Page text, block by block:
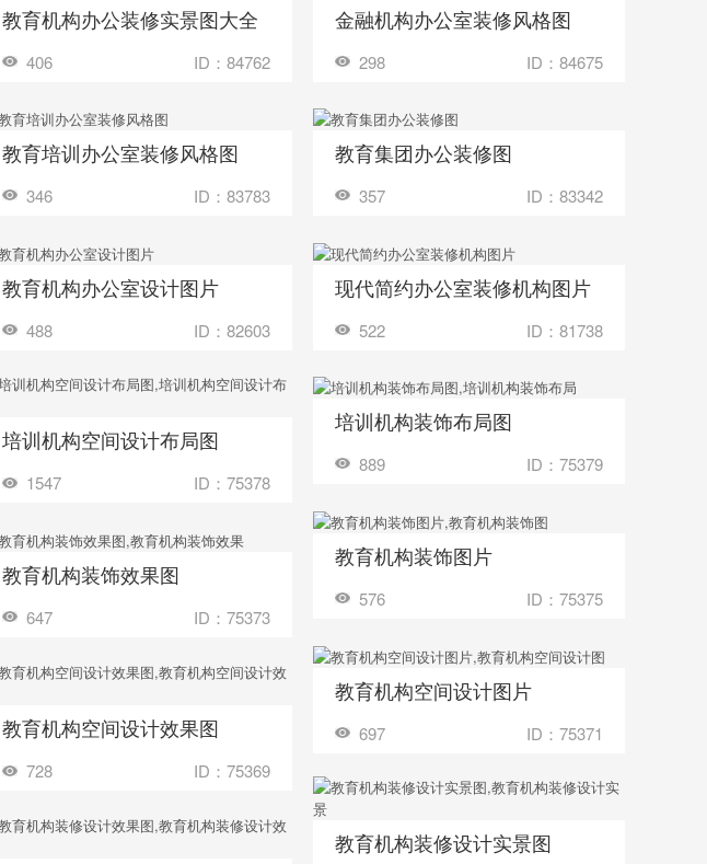
收藏 装修成这样要花多少钱？
教育机构办公装修实景图大全
406 ID：84762
收藏 装修成这样要花多少钱？
金融机构办公室装修风格图
298 ID：84675
收藏 装修成这样要花多少钱？
教育培训办公室装修风格图
346 ID：83783
收藏 装修成这样要花多少钱？
教育集团办公装修图
357 ID：83342
收藏 装修成这样要花多少钱？
教育机构办公室设计图片
488 ID：82603
收藏 装修成这样要花多少钱？
现代简约办公室装修机构图片
522 ID：81738
收藏 装修成这样要花多少钱？
培训机构空间设计布局图
1547 ID：75378
收藏 装修成这样要花多少钱？
培训机构装饰布局图
889 ID：75379
收藏 装修成这样要花多少钱？
教育机构装饰图片
576 ID：75375
收藏 装修成这样要花多少钱？
教育机构装饰效果图
647 ID：75373
收藏 装修成这样要花多少钱？
教育机构空间设计图片
697 ID：75371
收藏 装修成这样要花多少钱？
教育机构空间设计效果图
728 ID：75369
收藏 装修成这样要花多少钱？
教育机构装修设计实景图